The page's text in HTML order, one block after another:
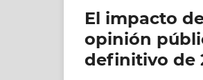
El impacto
opinión
definitivo de